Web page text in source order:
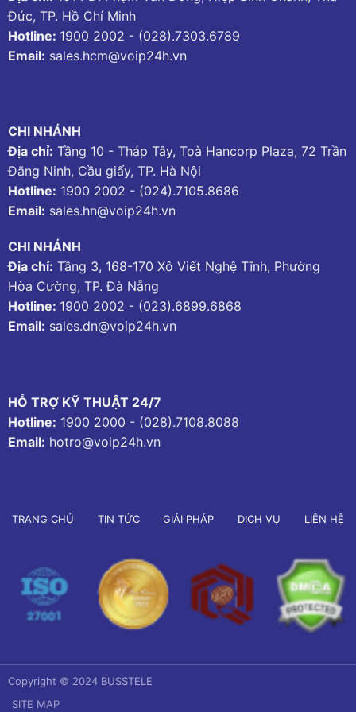
Đức, TP. Hồ Chí Minh
Hotline: 1900 2002 - (028).7303.6789
Email: sales.hcm@voip24h.vn
CHI NHÁNH
Địa chỉ: Tầng 10 - Tháp Tây, Toà Hancorp Plaza, 72 Trần
Đăng Ninh, Cầu giấy, TP. Hà Nội
Hotline: 1900 2002 - (024).7105.8686
Email: sales.hn@voip24h.vn
CHI NHÁNH
Địa chỉ: Tầng 3, 168-170 Xô Viết Nghệ Tĩnh, Phường
Hòa Cường, TP. Đà Nẵng
Hotline: 1900 2002 - (023).6899.6868
Email: sales.dn@voip24h.vn
HỖ TRỢ KỸ THUẬT 24/7
Hotline: 1900 2000 - (028).7108.8088
Email: hotro@voip24h.vn
TRANG CHỦ TIN TỨC GIẢI PHÁP DỊCH VỤ LIÊN HỆ
Copyright © 2024 BUSSTELE
SITE MAP